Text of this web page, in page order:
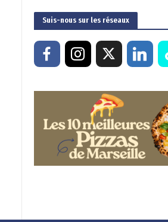
Suis-nous sur les réseaux